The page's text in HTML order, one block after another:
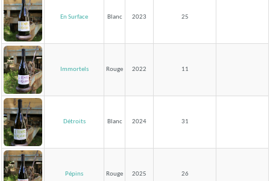
En Surface Blanc 2023 25
Immortels Rouge 2022 11
Détroits Blanc 2024 31
Pépins Rouge 2025 26